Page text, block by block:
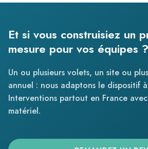
Et si vous construisiez un
mesure pour vos équipes ?
Un ou plusieurs volets, un site ou
annuel : nous adaptons le dispositif
Interventions partout en France avec
matériel.